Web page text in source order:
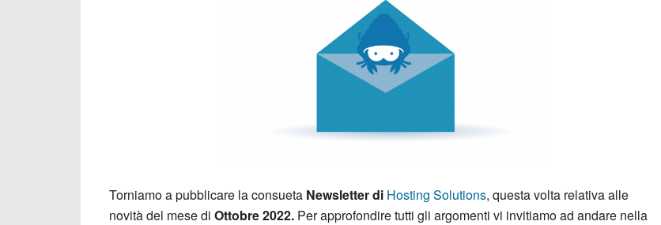
Torniamo a pubblicare la consueta Newsletter di Hosting Solutions, questa volta relativa alle
novità del mese di Ottobre 2022. Per approfondire tutti gli argomenti vi invitiamo ad andare nella